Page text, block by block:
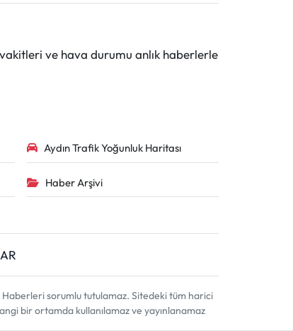
ve hava durumu anlık haberlerle
Aydın Trafik Yoğunluk Haritası
Haber Arşivi
Haberleri sorumlu tutulamaz. Sitedeki tüm harici
bir ortamda kullanılamaz ve yayınlanamaz